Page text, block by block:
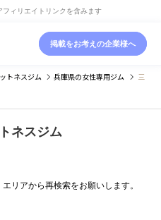
ィリエイトリンクを含みます
掲載をお考えの企業様へ
トネスジム 兵庫県の女性専用ジム
三
ネスジム
リアから再検索をお願いします。